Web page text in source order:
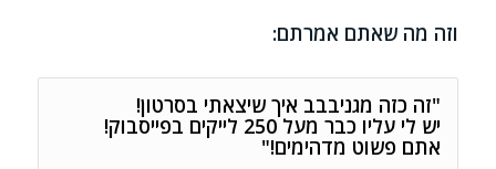
וזה מה שאתם אמרתם:
"זה כזה מגניבבב איך שיצאתי בסרטון!
יש לי עליו כבר מעל 250 לייקים בפייסבוק!
אתם פשוט מדהימים!"